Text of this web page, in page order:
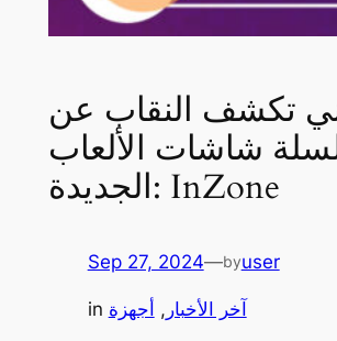
تكشف النقاب عن
شاشات الألعاب
الجديدة: InZone
Sep 27, 2024—byuser
in آخر الأخبار , أجهزة